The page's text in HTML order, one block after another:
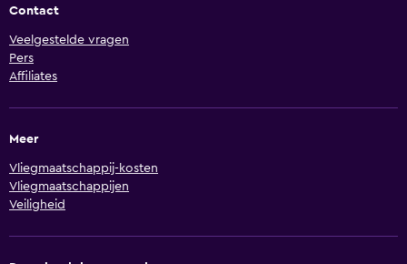
Contact
Veelgestelde vragen
Pers
Affiliates
Meer
Vliegmaatschappij-kosten
Vliegmaatschappijen
Veiligheid